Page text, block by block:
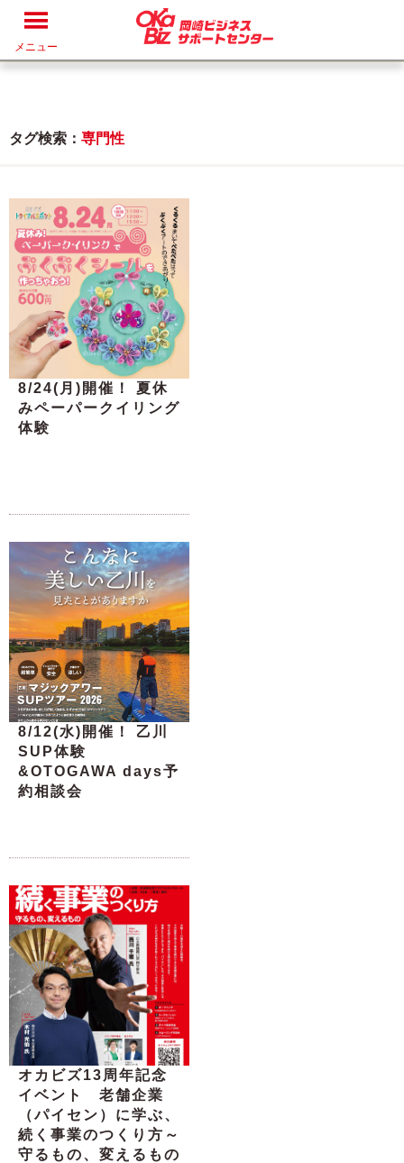
メニュー
タグ検索： 専門性
8/24(月)開催！ 夏休
みペーパークイリング
体験
8/12(水)開催！ 乙川
SUP体験
&OTOGAWA days予
約相談会
オカビズ13周年記念
イベント 老舗企業
（パイセン）に学ぶ、
続く事業のつくり方～
守るもの、変えるもの